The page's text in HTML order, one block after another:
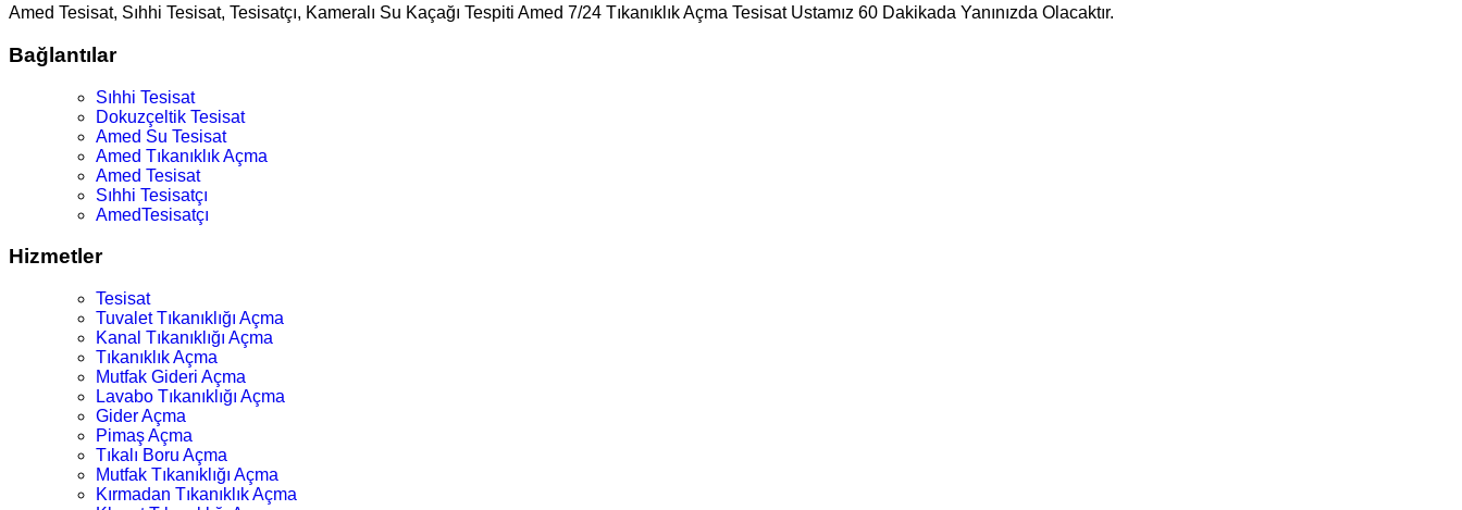
Amed Tesisat, Sıhhi Tesisat, Tesisatçı, Kameralı Su Kaçağı Tespiti Amed 7/24 Tıkanıklık Açma Tesisat Ustamız 60 Dakikada Yanınızda Olacaktır.
Bağlantılar
Sıhhi Tesisat
Dokuzçeltik Tesisat
Amed Su Tesisat
Amed Tıkanıklık Açma
Amed Tesisat
Sıhhi Tesisatçı
AmedTesisatçı
Hizmetler
Tesisat
Tuvalet Tıkanıklığı Açma
Kanal Tıkanıklığı Açma
Tıkanıklık Açma
Mutfak Gideri Açma
Lavabo Tıkanıklığı Açma
Gider Açma
Pimaş Açma
Tıkalı Boru Açma
Mutfak Tıkanıklığı Açma
Kırmadan Tıkanıklık Açma